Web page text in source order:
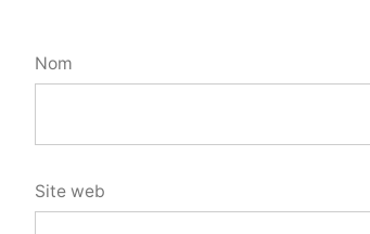
Nom
Site web